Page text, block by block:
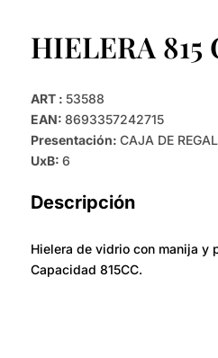
HIELERA 815
ART : 53588
EAN: 8693357242715
Presentación: CAJA DE
UxB: 6
Descripción
Hielera de vidrio con manija y
Capacidad 815CC.